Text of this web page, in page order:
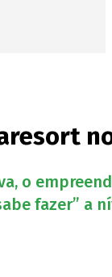
o
fazer” a